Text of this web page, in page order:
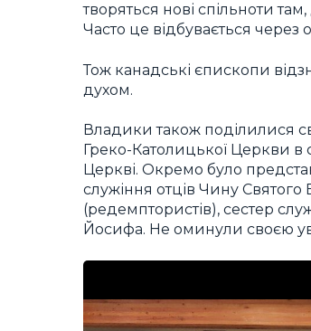
творяться нові спільноти
Часто це відбувається
Тож канадські єпископи
духом.
Владики також поділилися
Греко-Католицької Церкви в
Церкві. Окремо було
служіння отців Чину
(редемптористів), сестер
Йосифа. Не оминули своєю